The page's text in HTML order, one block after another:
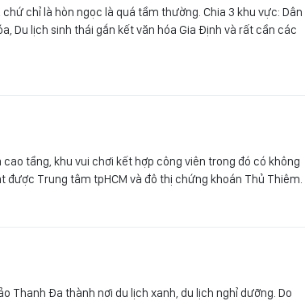
chỉ là hòn ngọc là quá tầm thường. Chia 3 khu vực: Dân
Du lịch sinh thái gắn kết văn hóa Gia Định và rất cần các
tầng, khu vui chơi kết hợp công viên trong đó có không
được Trung tâm tpHCM và đô thị chứng khoán Thủ Thiêm.
Thanh Đa thành nơi du lịch xanh, du lịch nghỉ dưỡng. Do